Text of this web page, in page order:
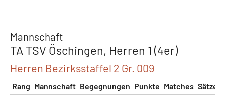
Mannschaft
TA TSV Öschingen, Herren 1 (4er)
Herren Bezirksstaffel 2 Gr. 009
Rang Mannschaft Begegnungen Punkte Matches Sätze